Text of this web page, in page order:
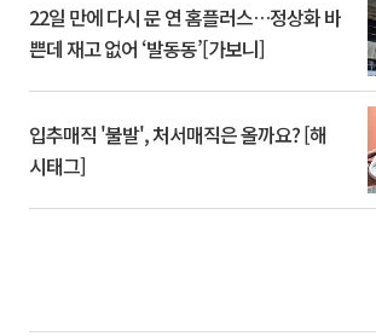
22일 만에 다시 문 연 홈플러스…정상화 바
쁜데 재고 없어 ‘발동동’[가보니]
입추매직 '불발', 처서매직은 올까요? [해
시태그]